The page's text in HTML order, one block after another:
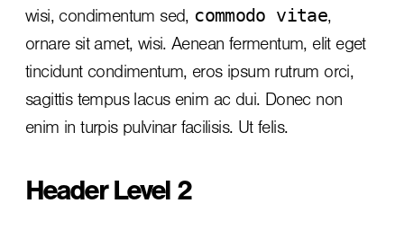
wisi, condimentum sed, commodo vitae,
ornare sit amet, wisi. Aenean fermentum, elit eget
tincidunt condimentum, eros ipsum rutrum orci,
sagittis tempus lacus enim ac dui. Donec non
enim in turpis pulvinar facilisis. Ut felis.
Header Level 2